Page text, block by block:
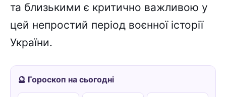
та близькими є критично важливою у
цей непростий період воєнної історії
України.
🔮 Гороскоп на сьогодні